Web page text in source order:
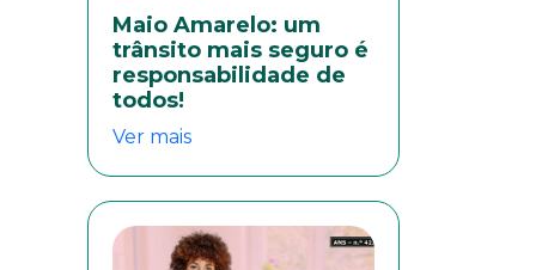
Maio Amarelo: um
trânsito mais seguro é
responsabilidade de
todos!
Ver mais